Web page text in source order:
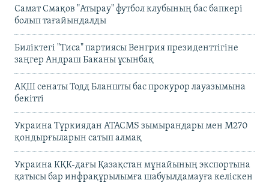
Самат Смақов "Атырау" футбол клубының бас бапкері
болып тағайындалды
Биліктегі "Тиса" партиясы Венгрия президенттігіне
заңгер Андраш Баканы ұсынбақ
АҚШ сенаты Тодд Бланшты бас прокурор лауазымына
бекітті
Украина Түркиядан ATACMS зымырандары мен M270
қондырғыларын сатып алмақ
Украина КҚК-дағы Қазақстан мұнайының экспортына
қатысы бар инфрақұрылымға шабуылдамауға келіскен